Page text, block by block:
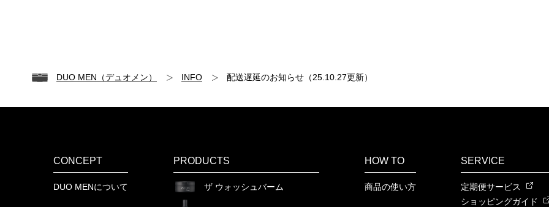
DUO MEN（デュオメン） INFO 配送遅延のお知らせ（25.10.27更新）
CONCEPT
DUO MENについて
PRODUCTS
ザ ウォッシュバーム
HOW TO
商品の使い方
SERVICE
定期便サービス
ショッピングガイド